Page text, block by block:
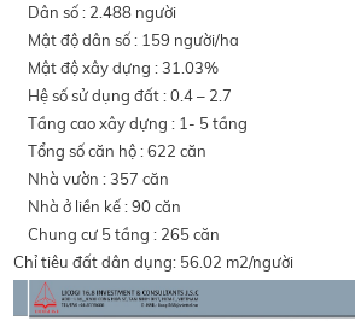
Dân số : 2.488 người
Mật độ dân số : 159 người/ha
Mật độ xây dựng : 31.03%
Hệ số sử dụng đất : 0.4 – 2.7
Tầng cao xây dựng : 1- 5 tầng
Tổng số căn hộ : 622 căn
Nhà vườn : 357 căn
Nhà ở liền kế : 90 căn
Chung cư 5 tầng : 265 căn
Chỉ tiêu đất dân dụng: 56.02 m2/người